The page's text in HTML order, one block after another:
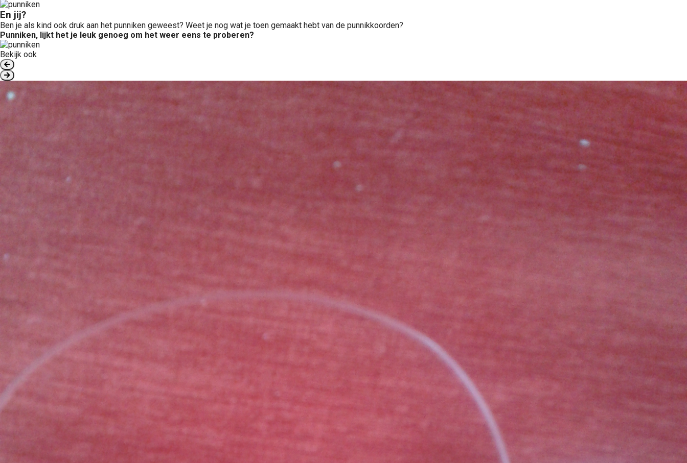
En jij?
Ben je als kind ook druk aan het punniken geweest? Weet je nog wat je toen gemaakt hebt van de punnikkoorden?
Punniken, lijkt het je leuk genoeg om het weer eens te proberen?
Bekijk ook